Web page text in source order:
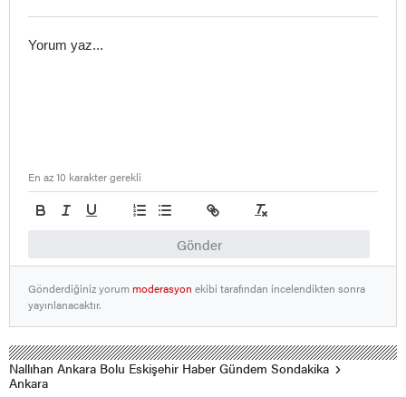
Gönder
En az 10 karakter gerekli
Gönderdiğiniz yorummoderasyon ekibi tarafından incelendikten sonra
yayınlanacaktır.
Nallıhan Ankara Bolu Eskişehir Haber Gündem Sondakika
Ankara